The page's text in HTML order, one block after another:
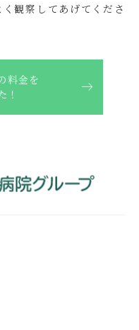
観察してあげてくださ
料金を
！